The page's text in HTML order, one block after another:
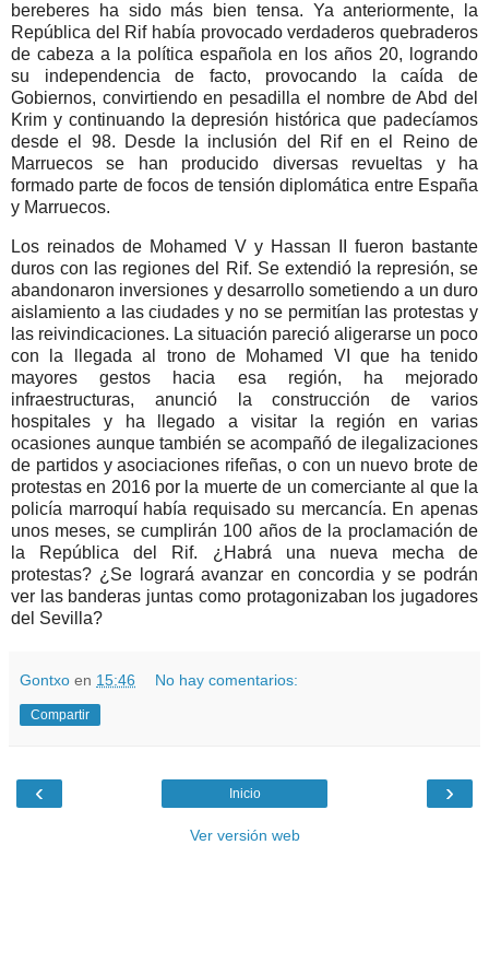
bereberes ha sido más bien tensa. Ya anteriormente, la
República del Rif había provocado verdaderos quebraderos
de cabeza a la política española en los años 20, logrando
su independencia de facto, provocando la caída de
Gobiernos, convirtiendo en pesadilla el nombre de Abd del
Krim y continuando la depresión histórica que padecíamos
desde el 98. Desde la inclusión del Rif en el Reino de
Marruecos se han producido diversas revueltas y ha
formado parte de focos de tensión diplomática entre España
y Marruecos.
Los reinados de Mohamed V y Hassan II fueron bastante
duros con las regiones del Rif. Se extendió la represión, se
abandonaron inversiones y desarrollo sometiendo a un duro
aislamiento a las ciudades y no se permitían las protestas y
las reivindicaciones. La situación pareció aligerarse un poco
con la llegada al trono de Mohamed VI que ha tenido
mayores gestos hacia esa región, ha mejorado
infraestructuras, anunció la construcción de varios
hospitales y ha llegado a visitar la región en varias
ocasiones aunque también se acompañó de ilegalizaciones
de partidos y asociaciones rifeñas, o con un nuevo brote de
protestas en 2016 por la muerte de un comerciante al que la
policía marroquí había requisado su mercancía. En apenas
unos meses, se cumplirán 100 años de la proclamación de
la República del Rif. ¿Habrá una nueva mecha de
protestas? ¿Se logrará avanzar en concordia y se podrán
ver las banderas juntas como protagonizaban los jugadores
del Sevilla?
Gontxo en 15:46 No hay comentarios:
Compartir
‹ ›
Inicio
Ver versión web